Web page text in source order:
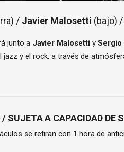
/ Javier Malosetti (bajo) /
junto a Javier Malosetti y
y el rock, a través de
SUJETA A CAPACIDAD DE
se retiran con 1 hora de